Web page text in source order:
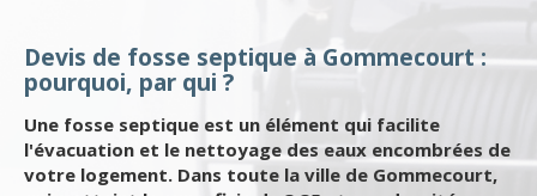
Devis de fosse septique à Gommecourt :
pourquoi, par qui ?
Une fosse septique est un élément qui facilite
l'évacuation et le nettoyage des eaux encombrées de
votre logement. Dans toute la ville de Gommecourt,